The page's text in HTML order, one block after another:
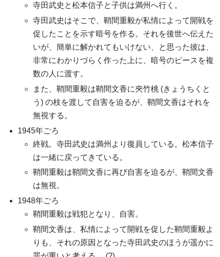
寺田武史と松本信子と子供は満州へ行く。
寺田武史はそこで、鞘間重毅が私情によって開戦を
促したことを示す暗号を作る。それを後世へ伝えた
いが、簡単に解かれてもいけない、と思った彼は、
非常にわかりづらく作った上に、暗号のピースを複
数の人に渡す。
また、鞘間重毅は鞘間文香に夾竹桃 (きょうちくと
う) の枝を渡して自害を迫るが、鞘間文香はそれを
無視する。
1945年ごろ
終戦。寺田武史は満州より復員している。松本信子
は一緒に戻ってきている。
鞘間重毅は鞘間文香に再び自害を迫るが、鞘間文香
は無視。
1948年ごろ
鞘間重毅は戦犯となり、自害。
鞘間文香は、私情によって開戦を促した鞘間重毅よ
りも、それの原因となった寺田武史のほうが遥かに